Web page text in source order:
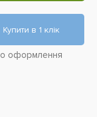
оформлення